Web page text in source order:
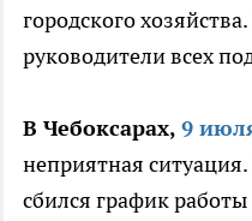
городского
руководители всех
В Чебоксарах, 9
неприятная
сбился график